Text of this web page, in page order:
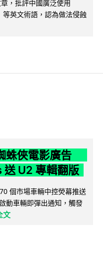
，批評中國廣泛使用
等英文術語，認為做法侵蝕
蛛俠電影廣告
送 U2 專輯翻版
個市場車輛中控熒幕推送
動車輛即彈出通知，觸發
文